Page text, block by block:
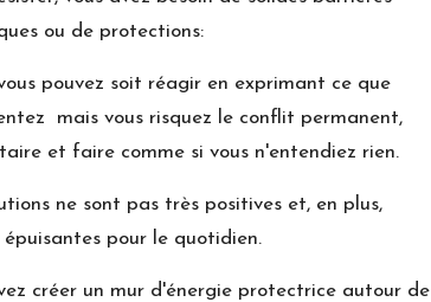
ou de protections:
pouvez soit réagir en exprimant ce que
mais vous risquez le conflit permanent,
et faire comme si vous n'entendiez rien.
ne sont pas très positives et, en plus,
pour le quotidien.
créer un mur d'énergie protectrice autour de